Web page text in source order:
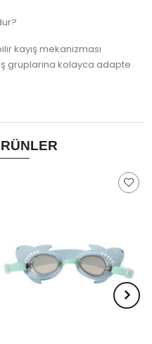
kayış mekanizması
gruplarına kolayca adapte